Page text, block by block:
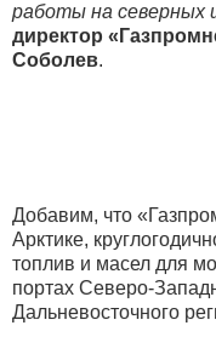
работы на северных
директор
Соболев.
Добавим, что
Арктике,
топлив и масел для
портах Северо-
Дальневосточного